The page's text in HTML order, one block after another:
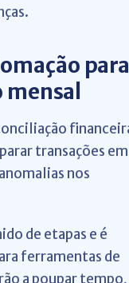
para
transações em
nos
de etapas e é
ferramentas de
a poupar tempo,